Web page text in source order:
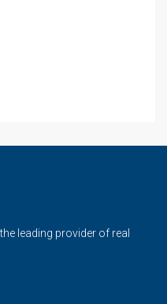
leading provider of real